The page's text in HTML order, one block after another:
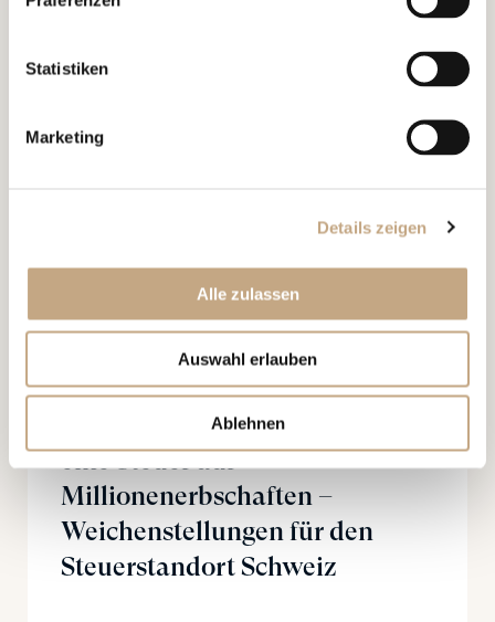
Statistiken
Marketing
Details zeigen
Alle zulassen
Auswahl erlauben
Ablehnen
Vortrag “Murphy’s Law in
and Have Gone Wrong”, IBA
International Private Client Tax
Conference London
Individualbesteuerung und
eine Steuer auf
Millionenerbschaften –
Weichenstellungen für den
Steuerstandort Schweiz